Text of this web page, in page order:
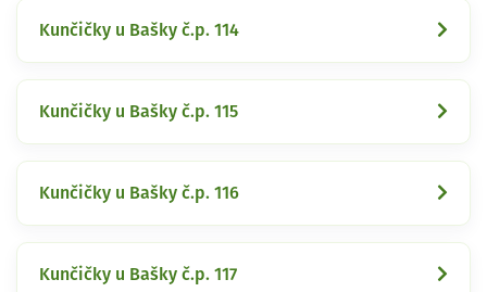
Kunčičky u Bašky č.p. 114
Kunčičky u Bašky č.p. 115
Kunčičky u Bašky č.p. 116
Kunčičky u Bašky č.p. 117